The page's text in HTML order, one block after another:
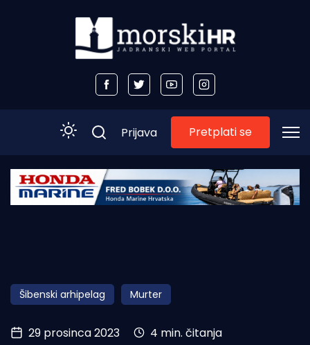
Početna
Obala
Otoci
Turizam i nautika
Prijava Pretplati se
Šibenski arhipelag Murter
29 prosinca 2023 4 min. čitanja